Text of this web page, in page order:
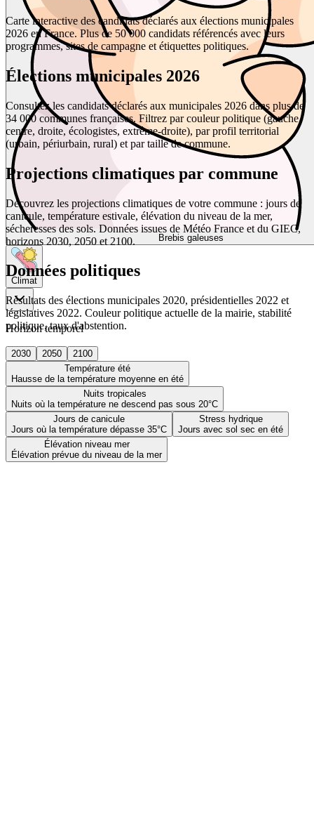
Brebis galeuses
Climat
Horizon temporel
2030 2050
2100
Température été
Hausse de la température moyenne en été
Nuits tropicales
Nuits où la température ne descend pas sous 20°C
Jours de canicule
Jours où la température dépasse 35°C
Stress hydrique
Jours avec sol sec en été
Élévation niveau mer
Élévation prévue du niveau de la mer
Carte interactive des candidats déclarés aux élections municipales
2026 en France. Plus de 50 000 candidats référencés avec leurs
programmes, sites de campagne et étiquettes politiques.
Élections municipales 2026
Consultez les candidats déclarés aux municipales 2026 dans plus de
34 000 communes françaises. Filtrez par couleur politique (gauche,
centre, droite, écologistes, extrême-droite), par profil territorial
(urbain, périurbain, rural) et par taille de commune.
Projections climatiques par commune
Découvrez les projections climatiques de votre commune : jours de
canicule, température estivale, élévation du niveau de la mer,
sécheresses des sols. Données issues de Météo France et du GIEC,
horizons 2030, 2050 et 2100.
Données politiques
Résultats des élections municipales 2020, présidentielles 2022 et
législatives 2022. Couleur politique actuelle de la mairie, stabilité
politique, taux d'abstention.